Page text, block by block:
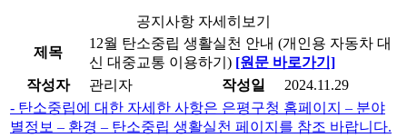
공지사항 자세히보기
제목
12월 탄소중립 생활실천 안내 (개인용 자동차 대
신 대중교통 이용하기) [원문 바로가기]
작성자
관리자 작성일
2024.11.29
- 탄소중립에 대한 자세한 사항은 은평구청 홈페이지 – 분야
별정보 – 환경 – 탄소중립 생활실천 페이지를 참조 바랍니다.